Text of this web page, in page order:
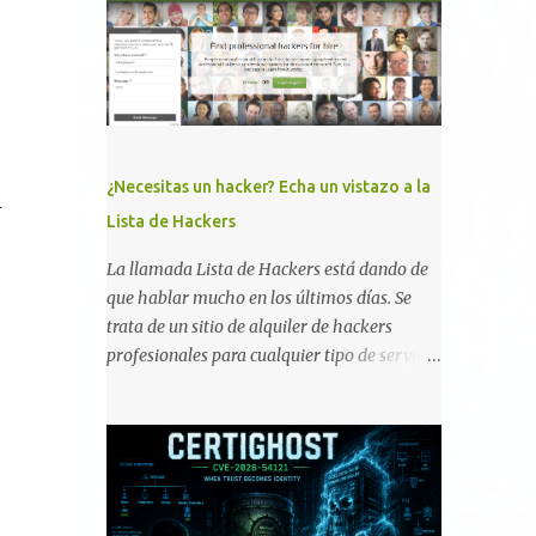
memoria RAM está disponible en el
smartphone o la tablet *#*#34971539#*#* :
Visualiza la información detallada d...
¿Necesitas un hacker? Echa un vistazo a la
Lista de Hackers
La llamada Lista de Hackers está dando de
que hablar mucho en los últimos días. Se
trata de un sitio de alquiler de hackers
profesionales para cualquier tipo de servicio.
discreción, comunicaciones cifradas y la
garantía de que ningún servicio será
demasiado difícil para los talentos que
pueden ser contratados desde la plataforma.